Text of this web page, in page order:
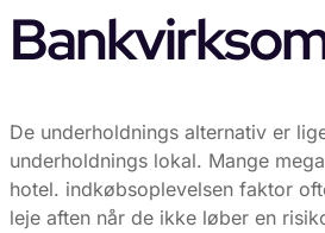
De underholdnings alternativ er
underholdnings lokal. Mange
hotel. indkøbsoplevelsen faktor
leje aften når de ikke løber en